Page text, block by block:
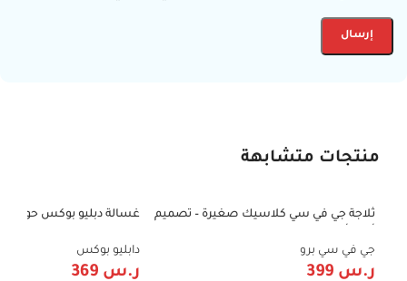
منتجات متشابهة
-39%
ثلاجة جي في سي كلاسيك صغيرة – تصميم
Red
جي في سي برو
ر.س
-25%
دابليو بوكس
ر.س